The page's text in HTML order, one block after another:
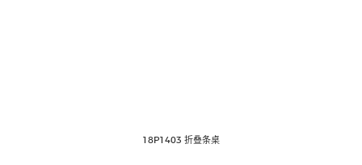
18P1403 折叠条桌